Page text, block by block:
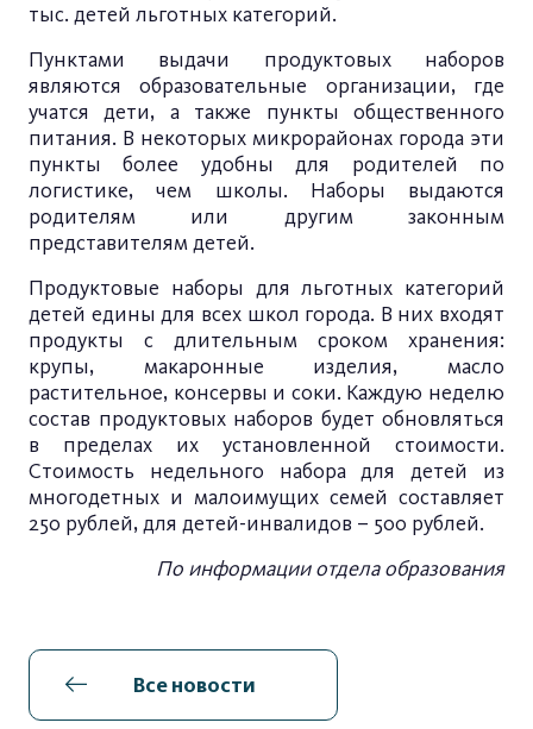
тыс. детей льготных категорий.
Пунктами выдачи продуктовых наборов
являются образовательные организации, где
учатся дети, а также пункты общественного
питания. В некоторых микрорайонах города эти
пункты более удобны для родителей по
логистике, чем школы. Наборы выдаются
родителям или другим законным
представителям детей.
Продуктовые наборы для льготных категорий
детей едины для всех школ города. В них входят
продукты с длительным сроком хранения:
крупы, макаронные изделия, масло
растительное, консервы и соки. Каждую неделю
состав продуктовых наборов будет обновляться
в пределах их установленной стоимости.
Стоимость недельного набора для детей из
многодетных и малоимущих семей составляет
250 рублей, для детей-инвалидов – 500 рублей.
По информации отдела образования
Все новости